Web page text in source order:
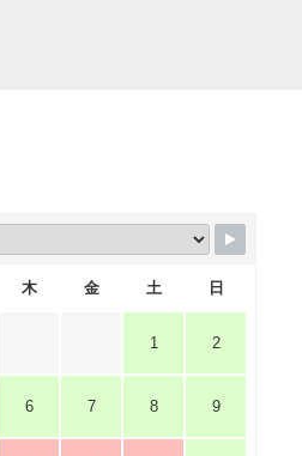
木 金 土 日
1 2
6 7 8 9